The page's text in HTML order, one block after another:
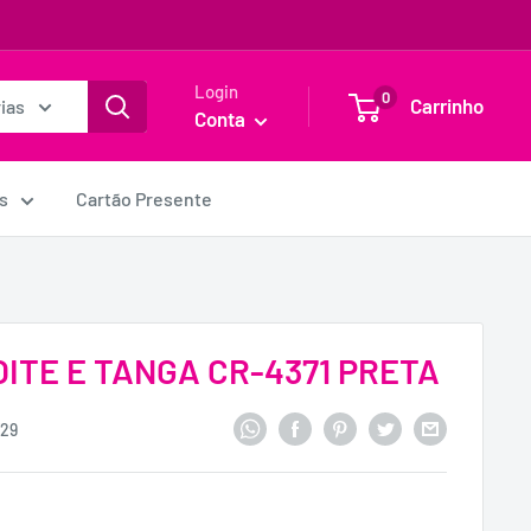
Login
Conta
0 Carrinho
Cartão Presente
E TANGA CR-4371 PRETA